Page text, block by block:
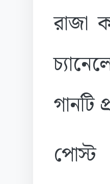
রাজা
গানটি